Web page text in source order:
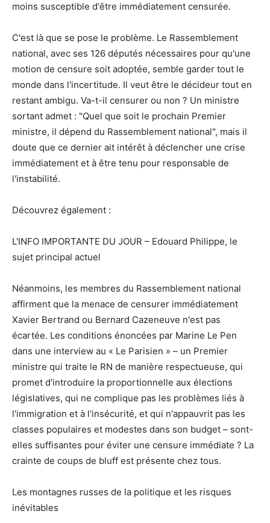
moins susceptible d'être immédiatement censurée.
C'est là que se pose le problème. Le Rassemblement
national, avec ses 126 députés nécessaires pour qu'une
motion de censure soit adoptée, semble garder tout le
monde dans l'incertitude. Il veut être le décideur tout en
restant ambigu. Va-t-il censurer ou non ? Un ministre
sortant admet : "Quel que soit le prochain Premier
ministre, il dépend du Rassemblement national", mais il
doute que ce dernier ait intérêt à déclencher une crise
immédiatement et à être tenu pour responsable de
l'instabilité.
Découvrez également :
L'INFO IMPORTANTE DU JOUR – Edouard Philippe, le
sujet principal actuel
Néanmoins, les membres du Rassemblement national
affirment que la menace de censurer immédiatement
Xavier Bertrand ou Bernard Cazeneuve n'est pas
écartée. Les conditions énoncées par Marine Le Pen
dans une interview au « Le Parisien » – un Premier
ministre qui traite le RN de manière respectueuse, qui
promet d'introduire la proportionnelle aux élections
législatives, qui ne complique pas les problèmes liés à
l'immigration et à l'insécurité, et qui n'appauvrit pas les
classes populaires et modestes dans son budget – sont-
elles suffisantes pour éviter une censure immédiate ? La
crainte de coups de bluff est présente chez tous.
Les montagnes russes de la politique et les risques
inévitables